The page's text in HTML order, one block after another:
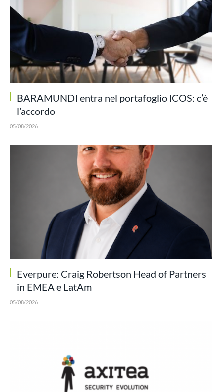
BARAMUNDI entra nel portafoglio ICOS: c’è
l’accordo
05/08/2026
Everpure: Craig Robertson Head of Partners
in EMEA e LatAm
05/08/2026